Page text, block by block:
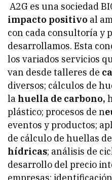
A2G es una sociedad
impacto positivo al
con cada consultoría y
desarrollamos. Esta
los variados servicios
van desde talleres de
diversos; cálculos de
la huella de carbono,
plástico; procesos de n
eventos y productos;
de cálculo de huellas
hídricas; análisis de
desarrollo del precio